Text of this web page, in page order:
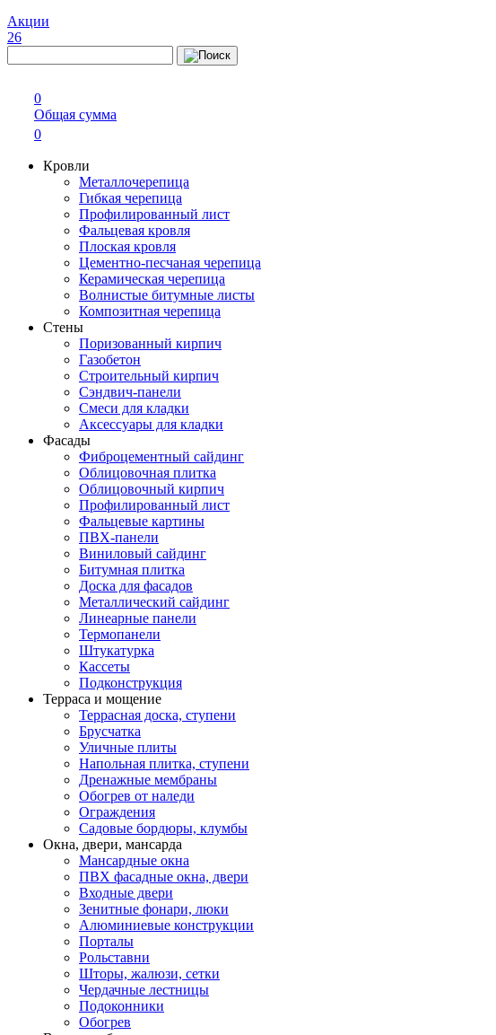
Акции
26
0
Общая сумма
0
Кровли
Металлочерепица
Гибкая черепица
Профилированный лист
Фальцевая кровля
Плоская кровля
Цементно-песчаная черепица
Керамическая черепица
Волнистые битумные листы
Композитная черепица
Стены
Поризованный кирпич
Газобетон
Строительный кирпич
Сэндвич-панели
Смеси для кладки
Аксессуары для кладки
Фасады
Фиброцементный сайдинг
Облицовочная плитка
Облицовочный кирпич
Профилированный лист
Фальцевые картины
ПВХ-панели
Виниловый сайдинг
Битумная плитка
Доска для фасадов
Металлический сайдинг
Линеарные панели
Термопанели
Штукатурка
Кассеты
Подконструкция
Терраса и мощение
Террасная доска, ступени
Брусчатка
Уличные плиты
Напольная плитка, ступени
Дренажные мембраны
Обогрев от наледи
Ограждения
Садовые бордюры, клумбы
Окна, двери, мансарда
Мансардные окна
ПВХ фасадные окна, двери
Входные двери
Зенитные фонари, люки
Алюминиевые конструкции
Порталы
Рольставни
Шторы, жалюзи, сетки
Чердачные лестницы
Подоконники
Обогрев